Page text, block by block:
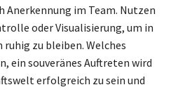
Anerkennung im Team. Nutzen
oder Visualisierung, um in
zu bleiben. Welches
ein souveränes Auftreten wird
erfolgreich zu sein und